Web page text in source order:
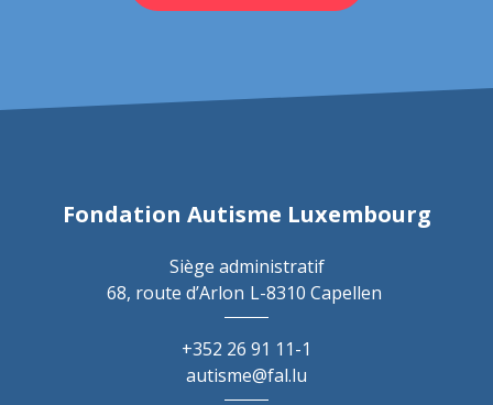
Fondation Autisme Luxembourg
Siège administratif
68, route d’Arlon L-8310 Capellen
+352 26 91 11-1
autisme@fal.lu